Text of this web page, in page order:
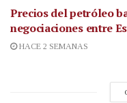
Precios del petróleo
negociaciones entre
HACE 2 SEMANAS